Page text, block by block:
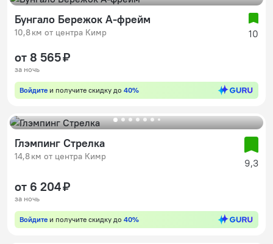
Бунгало Бережок А-фрейм
10,8 км от центра Кимр 10
от 8 565 ₽
за ночь
Войдите и получите скидку до 40%
Глэмпинг Стрелка
14,8 км от центра Кимр
9,3
от 6 204 ₽
за ночь
Войдите и получите скидку до 40%